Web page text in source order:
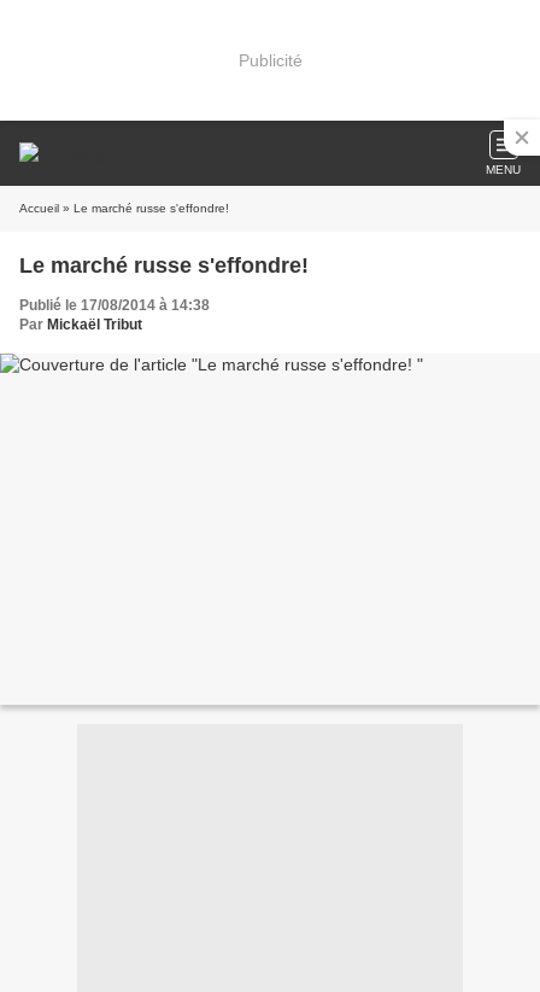
Publicité
MENU
Accueil » Le marché russe s'effondre!
Le marché russe s'effondre!
Publié le 17/08/2014 à 14:38
Par Mickaël Tribut